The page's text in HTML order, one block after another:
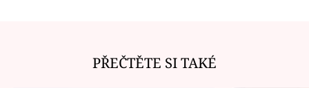
PŘEČTĚTE SI TAKÉ